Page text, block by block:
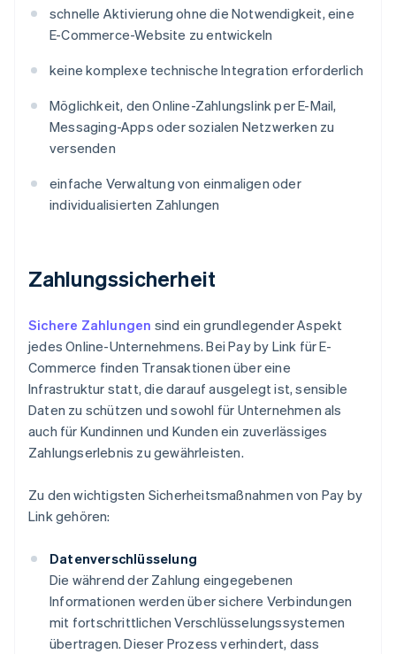
schnelle Aktivierung ohne die Notwendigkeit, eine
E-Commerce-Website zu entwickeln
keine komplexe technische Integration erforderlich
Möglichkeit, den Online-Zahlungslink per E-Mail,
Messaging-Apps oder sozialen Netzwerken zu
versenden
einfache Verwaltung von einmaligen oder
individualisierten Zahlungen
Zahlungssicherheit
Sichere Zahlungen sind ein grundlegender Aspekt
jedes Online-Unternehmens. Bei Pay by Link für E-
Commerce finden Transaktionen über eine
Infrastruktur statt, die darauf ausgelegt ist, sensible
Daten zu schützen und sowohl für Unternehmen als
auch für Kundinnen und Kunden ein zuverlässiges
Zahlungserlebnis zu gewährleisten.
Zu den wichtigsten Sicherheitsmaßnahmen von Pay by
Link gehören:
Datenverschlüsselung
Die während der Zahlung eingegebenen
Informationen werden über sichere Verbindungen
mit fortschrittlichen Verschlüsselungssystemen
übertragen. Dieser Prozess verhindert, dass